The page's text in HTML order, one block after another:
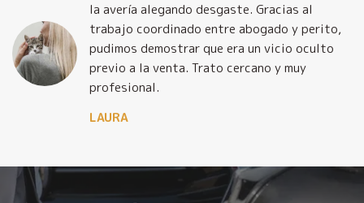
la avería alegando desgaste. Gracias al
trabajo coordinado entre abogado y perito,
pudimos demostrar que era un vicio oculto
previo a la venta. Trato cercano y muy
profesional.
LAURA